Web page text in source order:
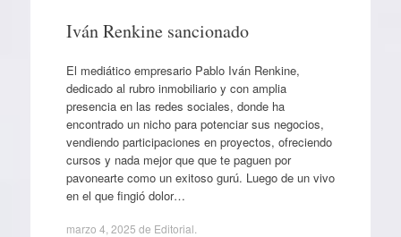
Iván Renkine sancionado
El mediático empresario Pablo Iván Renkine,
dedicado al rubro inmobiliario y con amplia
presencia en las redes sociales, donde ha
encontrado un nicho para potenciar sus negocios,
vendiendo participaciones en proyectos, ofreciendo
cursos y nada mejor que que te paguen por
pavonearte como un exitoso gurú. Luego de un vivo
en el que fingió dolor…
marzo 4, 2025 de Editorial